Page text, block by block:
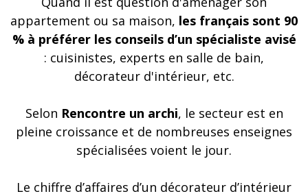
appartement ou sa maison, les français sont 90
% à préférer les conseils d’un spécialiste avisé
: cuisinistes, experts en salle de bain,
décorateur d'intérieur, etc.
Selon Rencontre un archi, le secteur est en
pleine croissance et de nombreuses enseignes
spécialisées voient le jour.
Le chiffre d’affaires d’un décorateur d’intérieur